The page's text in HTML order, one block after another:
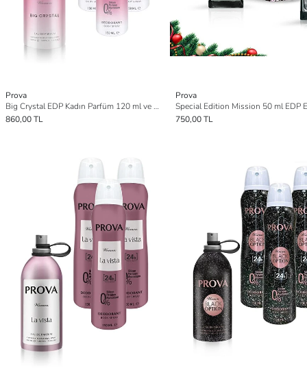
Prova
Big Crystal EDP Kadın Parfüm 120 ml ve Deodorant 150 ml 3 Adet
860,00 TL
Prova
750,00 TL